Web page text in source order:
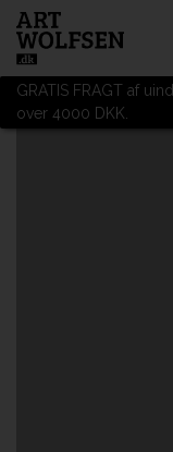
GRATIS FRAGT af
over 4000 DKK.